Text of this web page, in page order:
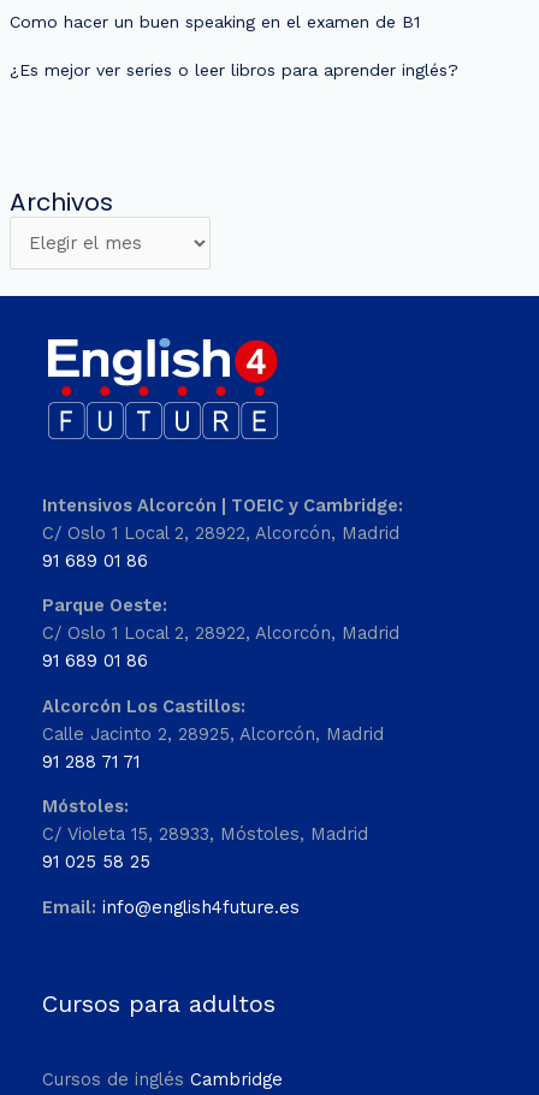
Como hacer un buen speaking en el examen de B1
¿Es mejor ver series o leer libros para aprender inglés?
Archivos
Intensivos Alcorcón | TOEIC y Cambridge:
C/ Oslo 1 Local 2, 28922, Alcorcón, Madrid
91 689 01 86
Parque Oeste:
C/ Oslo 1 Local 2, 28922, Alcorcón, Madrid
91 689 01 86
Alcorcón Los Castillos:
Calle Jacinto 2, 28925, Alcorcón, Madrid
91 288 71 71
Móstoles:
C/ Violeta 15, 28933, Móstoles, Madrid
91 025 58 25
Email: info@english4future.es
Cursos para adultos
Cursos de inglés Cambridge